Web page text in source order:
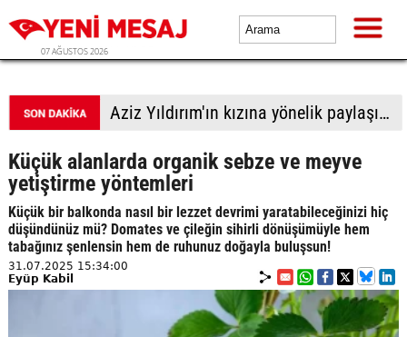
07 AĞUSTOS 2026
Aziz Yıldırım'ın kızına yönelik paylaşımlar yapan kişiye ev hapsi
Küçük alanlarda organik sebze ve meyve
yetiştirme yöntemleri
Küçük bir balkonda nasıl bir lezzet devrimi yaratabileceğinizi hiç
düşündünüz mü? Domates ve çileğin sihirli dönüşümüyle hem
tabağınız şenlensin hem de ruhunuz doğayla buluşsun!
31.07.2025 15:34:00
Eyüp Kabil